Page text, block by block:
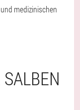
medizinischen